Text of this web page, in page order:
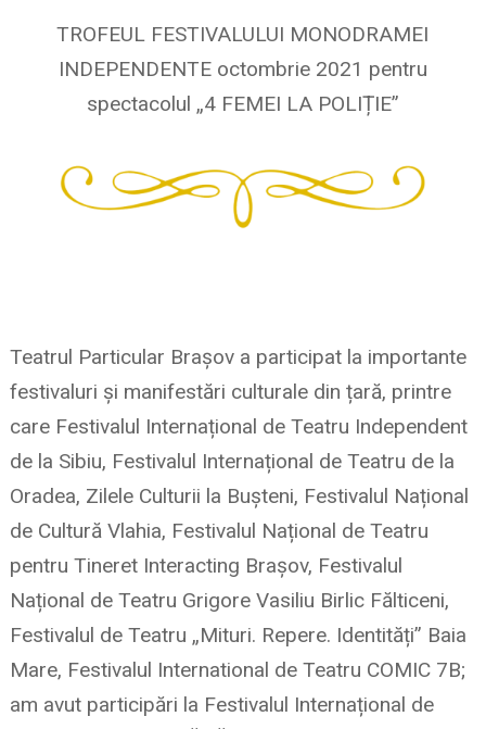
TROFEUL FESTIVALULUI MONODRAMEI
INDEPENDENTE octombrie 2021 pentru
spectacolul „4 FEMEI LA POLIȚIE”
Teatrul Particular Brașov a participat la importante
festivaluri și manifestări culturale din țară, printre
care Festivalul Internațional de Teatru Independent
de la Sibiu, Festivalul Internațional de Teatru de la
Oradea, Zilele Culturii la Bușteni, Festivalul Național
de Cultură Vlahia, Festivalul Național de Teatru
pentru Tineret Interacting Brașov, Festivalul
Național de Teatru Grigore Vasiliu Birlic Fălticeni,
Festivalul de Teatru „Mituri. Repere. Identități” Baia
Mare, Festivalul International de Teatru COMIC 7B;
am avut participări la Festivalul Internațional de